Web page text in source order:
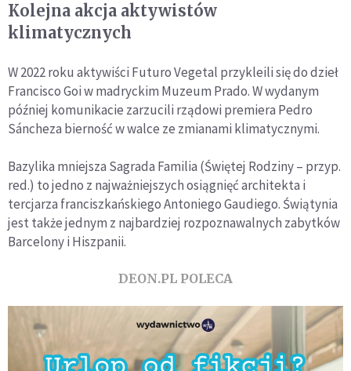
Kolejna akcja aktywistów
klimatycznych
W 2022 roku aktywiści Futuro Vegetal przykleili się do dzieł
Francisco Goi w madryckim Muzeum Prado. W wydanym
później komunikacie zarzucili rządowi premiera Pedro
Sáncheza bierność w walce ze zmianami klimatycznymi.
Bazylika mniejsza Sagrada Familia (Świętej Rodziny – przyp.
red.) to jedno z najważniejszych osiągnięć architekta i
tercjarza franciszkańskiego Antoniego Gaudiego. Świątynia
jest także jednym z najbardziej rozpoznawalnych zabytków
Barcelony i Hiszpanii.
DEON.PL POLECA